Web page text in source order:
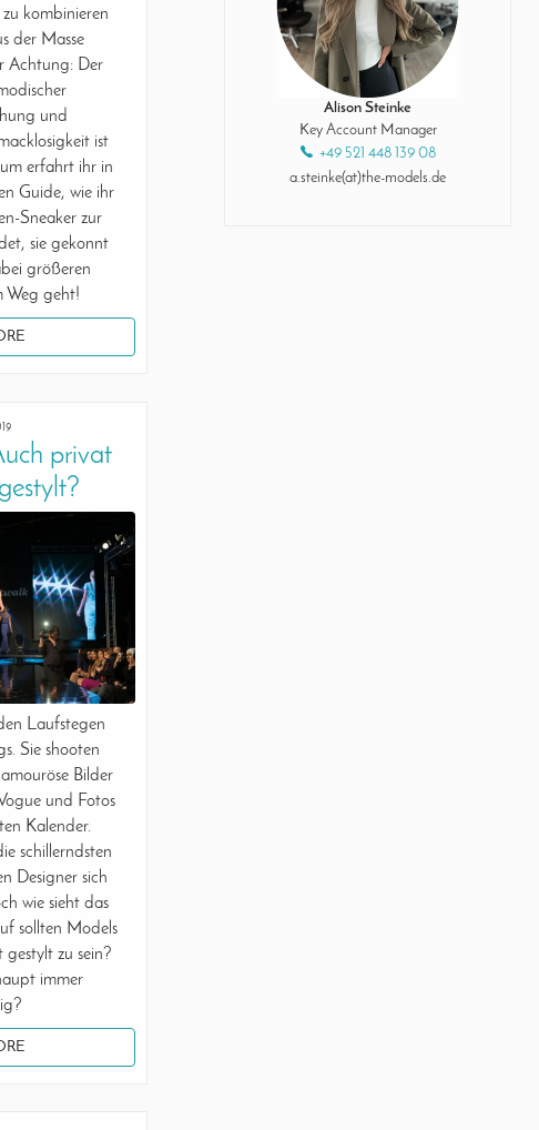
kombinieren
der Masse
Achtung: Der
und
ist
erfahrt ihr in
Guide, wie ihr
Sneaker zur
sie gekonnt
größeren
Weg geht!
privat
Laufstegen
Sie shooten
Bilder
und Fotos
Kalender.
schillerndsten
Designer sich
wie sieht das
sollten Models
zu sein?
immer
Alison Steinke
Key Account Manager
+49 521 448 139 08
a.steinke(at)the-models.de